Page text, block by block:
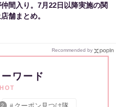
間入り。7月22日以降実施の関
舗まとめ。
Recommended by
ワード
HOT
2 クーポン見つけ隊